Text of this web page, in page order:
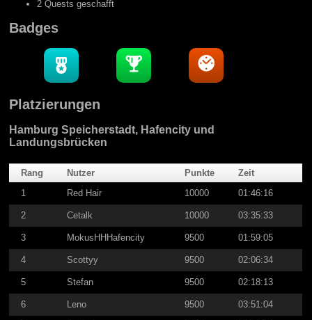
2 Quests geschafft
Badges
Platzierungen
Hamburg Speicherstadt, Hafencity und
Landungsbrücken
Rang Nutzer Punkte
Zeit
1
Red Hair 10000 01:46:16
2 Cetalk 10000 03:35:33
3 MokusHHHafencity 9500 01:59:05
4 Scottyy 9500 02:06:34
5 Stefan 9500 02:18:13
6 Leno 9500 03:51:04